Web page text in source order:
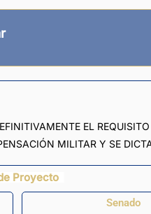
EL
MILITAR Y SE
Proyecto
Senado